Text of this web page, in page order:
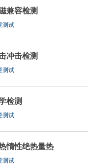
兼容检测
测试
冲击检测
测试
检测
测试
惰性绝热量热
测试